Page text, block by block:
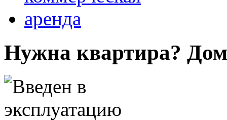
аренда
Нужна квартира?